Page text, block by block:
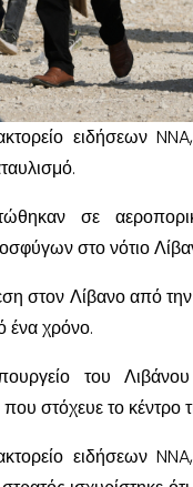
ειδήσεων
σε
στο νότιο
στον Λίβανο από
ένα χρόνο.
του
στόχευε το κέντρο
ειδήσεων